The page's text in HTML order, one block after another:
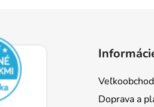
Veľkoobchod
Doprava a